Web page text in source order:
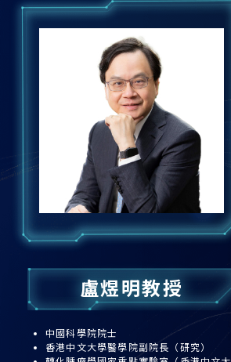
盧煜明教授
中國科學院院士
香港中文大學醫學院副院長（研究）